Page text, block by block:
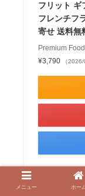
フリット ギ
フレンチフ
寄せ 送料無
Premium
¥3,790
（
メニュー ホー